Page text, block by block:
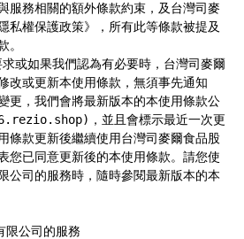
服務相關的額外條款約束，及台灣司麥
私權保護政策》，所有此等條款被提及
。
改或更新本使用條款，無須事先通知
更，我們會將最新版本的本使用條款公
，並且會標示最近一次更
條款更新後繼續使用台灣司麥爾食品股
您已同意更新後的本使用條款。請您使
公司的服務時，隨時參閱最新版本的本
公司的服務